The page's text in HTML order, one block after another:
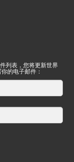
列表，您将更新世界
的电子邮件：